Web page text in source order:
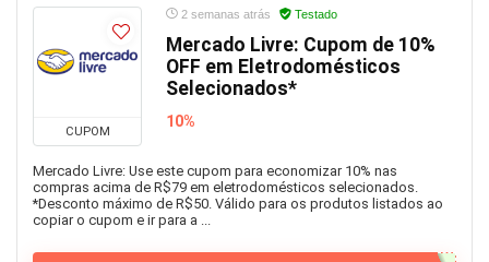
CUPOM
2 semanas atrás Testado
Mercado Livre: Cupom de 10%
OFF em Eletrodomésticos
Selecionados*
10%
Mercado Livre: Use este cupom para economizar 10% nas
compras acima de R$79 em eletrodomésticos selecionados.
*Desconto máximo de R$50. Válido para os produtos listados ao
copiar o cupom e ir para a ...